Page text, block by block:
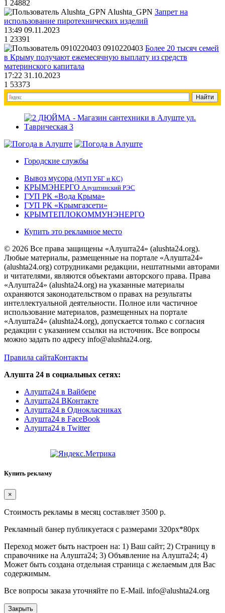
1 24882
Alushta_GPN Запрет на
использование пиротехнических изделий
13:49 09.11.2023
1 23391
0910220403 Более 20 тысяч семей
в Крыму получают ежемесячную выплату из средств
материнского капитала
17:22 31.10.2023
1 53373
Городские службы
Вывоз мусора (МУП УБГ и КС)
КРЫМЭНЕРГО Алуштинский РЭС
ГУП РК «Вода Крыма»
ГУП РК «Крымгазсети»
КРЫМТЕПЛОКОММУНЭНЕРГО
Купить это рекламное место
© 2026 Все права защищены «Алушта24» (alushta24.org).
Любые материалы, размещенные на портале «Алушта24»
(alushta24.org) сотрудниками редакции, нештатными авторами
и читателями, являются объектами авторского права. Права
«Алушта24» (alushta24.org) на указанные материалы
охраняются законодательством о правах на результаты
интеллектуальной деятельности. Полное или частичное
использование материалов, размещенных на портале
«Алушта24» (alushta24.org), допускается только с согласия
редакции с указанием ссылки на источник. Все вопросы
можно задать по адресу info@alushta24.org.
Правила сайтаКонтакты
Алушта 24 в социальных сетях:
Алушта24 в Вайбере
Алушта24 ВКонтакте
Алушта24 в Однокласниках
Алушта24 в FaceBook
Алушта24 в Twitter
Купить рекламу
×
Стоимость рекламы в месяц составляет 3500 р.
Рекламный банер публикуетася с размерами 320px*80px
Переход может быть настроен на: 1) Ваш сайт; 2) Страницу в
справочнике на Алушта24; 3) Объявление на Алушта24; 4)
Может быть создана отдельная страница с желаемым для Вас
содержимым.
Все вопросы заказа уточняйте по E-Mail. info@alushta24.org
Закрыть